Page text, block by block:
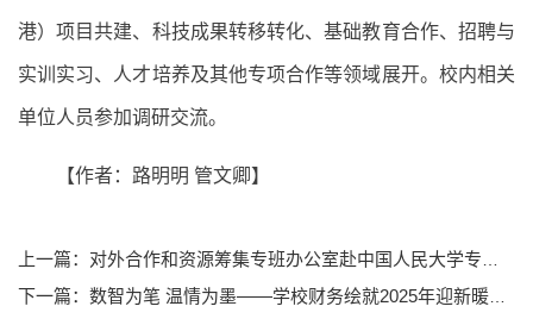
港）项目共建、科技成果转移转化、基础教育合作、招聘与
实训实习、人才培养及其他专项合作等领域展开。校内相关
单位人员参加调研交流。
【作者： 路明明 管文卿】